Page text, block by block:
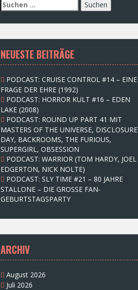
S
u
c
e
n
n
c
h
:
NEUESTE BEITRÄGE
PODCAST: CRUISE CONTROL #14 – EINE
FRAGE DER EHRE (1992)
PODCAST: HORROR KULT #16 – EDEN
LAKE (2008)
PODCAST: ROUND UP PART 41 MIT
MASTERS OF THE UNIVERSE, DISCLOSURE
DAY, BACKROOMS, THE FURIOUS,
SUPERGIRL, OBSESSION
PODCAST: WARRIOR (TOM HARDY, JOEL
EDGERTON, NICK NOLTE)
PODCAST: SLY TIME #21 – 80 JAHRE
STALLONE – DIE GROSSE FAN-
GEBURTSTAGSPARTY
ARCHIV
August 2026
Juli 2026